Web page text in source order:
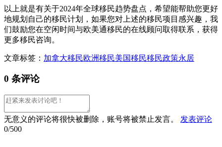
以上就是有关于2024年全球移民趋势盘点，希望能帮助您更好
地规划自己的移民计划，如果您对上述的移民项目感兴趣，我
们鼓励您在空闲时间与欧美通移民的在线顾问取得联系，获得
更多移民咨询。
文章标签： 加拿大移民欧洲移民美国移民移民政策永居
0 条评论
无意义的评论将很快被删除，账号将被禁止发言。
发表评论
0/500